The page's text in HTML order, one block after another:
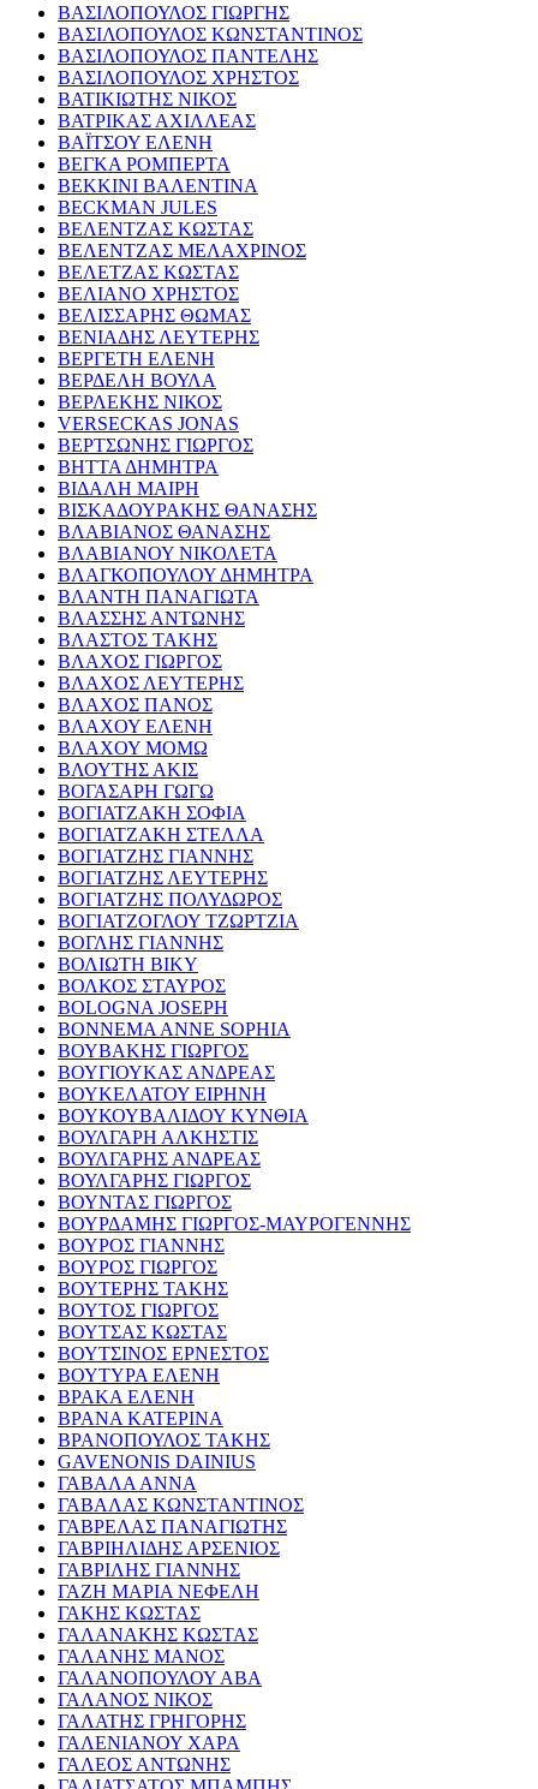
ΒΑΣΙΛΟΠΟΥΛΟΣ ΓΙΩΡΓΗΣ
ΒΑΣΙΛΟΠΟΥΛΟΣ ΚΩΝΣΤΑΝΤΙΝΟΣ
ΒΑΣΙΛΟΠΟΥΛΟΣ ΠΑΝΤΕΛΗΣ
ΒΑΣΙΛΟΠΟΥΛΟΣ ΧΡΗΣΤΟΣ
ΒΑΤΙΚΙΩΤΗΣ ΝΙΚΟΣ
ΒΑΤΡΙΚΑΣ ΑΧΙΛΛΕΑΣ
ΒΑΪΤΣΟΥ ΕΛΕΝΗ
ΒΕΓΚΑ ΡΟΜΠΕΡΤΑ
ΒΕΚΚΙΝΙ ΒΑΛΕΝΤΙΝΑ
BECKMAN JULES
ΒΕΛΕΝΤΖΑΣ ΚΩΣΤΑΣ
ΒΕΛΕΝΤΖΑΣ ΜΕΛΑΧΡΙΝΟΣ
ΒΕΛΕΤΖΑΣ ΚΩΣΤΑΣ
ΒΕΛΙΑΝΟ ΧΡΗΣΤΟΣ
ΒΕΛΙΣΣΑΡΗΣ ΘΩΜΑΣ
ΒΕΝΙΑΔΗΣ ΛΕΥΤΕΡΗΣ
ΒΕΡΓΕΤΗ ΕΛΕΝΗ
ΒΕΡΔΕΛΗ ΒΟΥΛΑ
ΒΕΡΛΕΚΗΣ ΝΙΚΟΣ
VERSECKAS JONAS
ΒΕΡΤΣΩΝΗΣ ΓΙΩΡΓΟΣ
ΒΗΤΤΑ ΔΗΜΗΤΡΑ
ΒΙΔΑΛΗ ΜΑΙΡΗ
ΒΙΣΚΑΔΟΥΡΑΚΗΣ ΘΑΝΑΣΗΣ
ΒΛΑΒΙΑΝΟΣ ΘΑΝΑΣΗΣ
ΒΛΑΒΙΑΝΟΥ ΝΙΚΟΛΕΤΑ
ΒΛΑΓΚΟΠΟΥΛΟΥ ΔΗΜΗΤΡΑ
ΒΛΑΝΤΗ ΠΑΝΑΓΙΩΤΑ
ΒΛΑΣΣΗΣ ΑΝΤΩΝΗΣ
ΒΛΑΣΤΟΣ ΤΑΚΗΣ
ΒΛΑΧΟΣ ΓΙΩΡΓΟΣ
ΒΛΑΧΟΣ ΛΕΥΤΕΡΗΣ
ΒΛΑΧΟΣ ΠΑΝΟΣ
ΒΛΑΧΟΥ ΕΛΕΝΗ
ΒΛΑΧΟΥ ΜΟΜΩ
ΒΛΟΥΤΗΣ ΑΚΙΣ
ΒΟΓΑΣΑΡΗ ΓΩΓΩ
ΒΟΓΙΑΤΖΑΚΗ ΣΟΦΙΑ
ΒΟΓΙΑΤΖΑΚΗ ΣΤΕΛΛΑ
ΒΟΓΙΑΤΖΗΣ ΓΙΑΝΝΗΣ
ΒΟΓΙΑΤΖΗΣ ΛΕΥΤΕΡΗΣ
ΒΟΓΙΑΤΖΗΣ ΠΟΛΥΔΩΡΟΣ
ΒΟΓΙΑΤΖΟΓΛΟΥ ΤΖΩΡΤΖΙΑ
ΒΟΓΛΗΣ ΓΙΑΝΝΗΣ
ΒΟΛΙΩΤΗ ΒΙΚΥ
ΒΟΛΚΟΣ ΣΤΑΥΡΟΣ
BOLOGNA JOSEPH
BONNEMA ANNE SOPHIA
ΒΟΥΒΑΚΗΣ ΓΙΩΡΓΟΣ
ΒΟΥΓΙΟΥΚΑΣ ΑΝΔΡΕΑΣ
ΒΟΥΚΕΛΑΤΟΥ ΕΙΡΗΝΗ
ΒΟΥΚΟΥΒΑΛΙΔΟΥ ΚΥΝΘΙΑ
ΒΟΥΛΓΑΡΗ ΑΛΚΗΣΤΙΣ
ΒΟΥΛΓΑΡΗΣ ΑΝΔΡΕΑΣ
ΒΟΥΛΓΑΡΗΣ ΓΙΩΡΓΟΣ
ΒΟΥΝΤΑΣ ΓΙΩΡΓΟΣ
ΒΟΥΡΔΑΜΗΣ ΓΙΩΡΓΟΣ-ΜΑΥΡΟΓΕΝΝΗΣ
ΒΟΥΡΟΣ ΓΙΑΝΝΗΣ
ΒΟΥΡΟΣ ΓΙΩΡΓΟΣ
ΒΟΥΤΕΡΗΣ ΤΑΚΗΣ
ΒΟΥΤΟΣ ΓΙΩΡΓΟΣ
ΒΟΥΤΣΑΣ ΚΩΣΤΑΣ
ΒΟΥΤΣΙΝΟΣ ΕΡΝΕΣΤΟΣ
ΒΟΥΤΥΡΑ ΕΛΕΝΗ
ΒΡΑΚΑ ΕΛΕΝΗ
ΒΡΑΝΑ ΚΑΤΕΡΙΝΑ
ΒΡΑΝΟΠΟΥΛΟΣ ΤΑΚΗΣ
GAVENONIS DAINIUS
ΓΑΒΑΛΑ ΑΝΝΑ
ΓΑΒΑΛΑΣ ΚΩΝΣΤΑΝΤΙΝΟΣ
ΓΑΒΡΕΛΑΣ ΠΑΝΑΓΙΩΤΗΣ
ΓΑΒΡΙΗΛΙΔΗΣ ΑΡΣΕΝΙΟΣ
ΓΑΒΡΙΛΗΣ ΓΙΑΝΝΗΣ
ΓΑΖΗ ΜΑΡΙΑ ΝΕΦΕΛΗ
ΓΑΚΗΣ ΚΩΣΤΑΣ
ΓΑΛΑΝΑΚΗΣ ΚΩΣΤΑΣ
ΓΑΛΑΝΗΣ ΜΑΝΟΣ
ΓΑΛΑΝΟΠΟΥΛΟΥ ΑΒΑ
ΓΑΛΑΝΟΣ ΝΙΚΟΣ
ΓΑΛΑΤΗΣ ΓΡΗΓΟΡΗΣ
ΓΑΛΕΝΙΑΝΟΥ ΧΑΡΑ
ΓΑΛΕΟΣ ΑΝΤΩΝΗΣ